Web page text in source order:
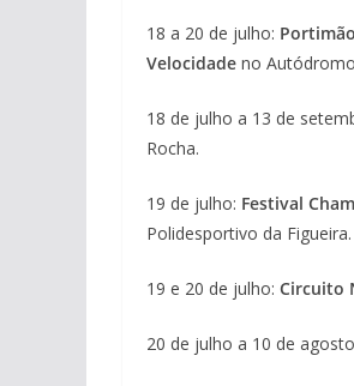
18 a 20 de julho:
Velocidade no
18 de julho a 13 de
Rocha.
19 de julho: Festival
Polidesportivo da Figueira.
19 e 20 de julho: Circuito
20 de julho a 10 de